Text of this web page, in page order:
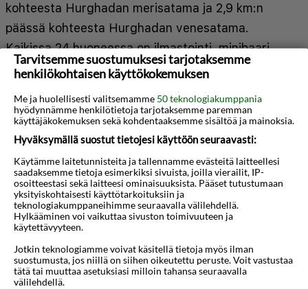
kohteesta Hurghadan merisatama ja 2,9 km:n
päässä kohteesta Hurghadan venesatama.
Kaikissa 24 huoneessa on ilmastointi, minibaari
sekä taulutelevisio. Mukavuuksiin kuuluu
internetyhteys. Käytössäsi on kylpyhuone, josta
löytyy suihku ja hiustenkuivaaja. Huone siivotaan
päivittäin. Huoneissa on tallelokero ja vedenkeitin.
Etäisyydet pyöristetään lähimpään 0,1 mailiin ja
kilometriin.
Punainenmeri - 1,3 km / 0,8 mi
Hurghadan merisatama - 1,8 km / 1,1 mi
Al Minan moskeija - 1,8 km / 1,1 mi
Näytä lisää
Kartta
Tarvitsemme suostumuksesi tarjotaksemme
henkilökohtaisen käyttökokemuksen
Me ja huolellisesti valitsemamme 50 teknologiakumppania
hyödynnämme henkilötietoja tarjotaksemme paremman
käyttäjäkokemuksen sekä kohdentaaksemme sisältöä ja mainoksia.
Hyväksymällä suostut tietojesi käyttöön seuraavasti:
Käytämme laitetunnisteita ja tallennamme evästeitä laitteellesi
saadaksemme tietoja esimerkiksi sivuista, joilla vierailit, IP-
osoitteestasi sekä laitteesi ominaisuuksista. Pääset tutustumaan
yksityiskohtaisesti käyttötarkoituksiin ja
teknologiakumppaneihimme seuraavalla välilehdellä.
Hylkääminen voi vaikuttaa sivuston toimivuuteen ja
käytettävyyteen.
Jotkin teknologiamme voivat käsitellä tietoja myös ilman
suostumusta, jos niillä on siihen oikeutettu peruste. Voit vastustaa
tätä tai muuttaa asetuksiasi milloin tahansa seuraavalla
välilehdellä.